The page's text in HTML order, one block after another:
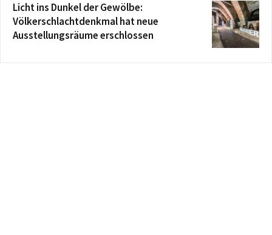
Licht ins Dunkel der Gewölbe:
Völkerschlachtdenkmal hat neue
Ausstellungsräume erschlossen